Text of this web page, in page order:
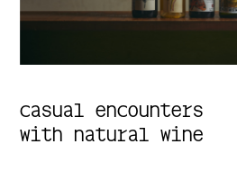
casual encounters
with natural wine